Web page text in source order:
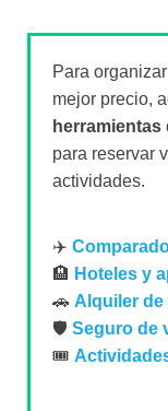
Para
mejor precio,
para reservar
actividades.
✈️
🏨 Hoteles y
🚗 Alquiler
🛡️ Seguro de
🎟️